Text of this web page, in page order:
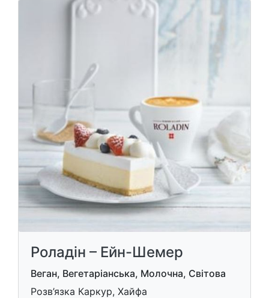
Роладін – Ейн-Шемер
Веган, Вегетаріанська, Молочна, Світова
Розв’язка Каркур, Хайфа